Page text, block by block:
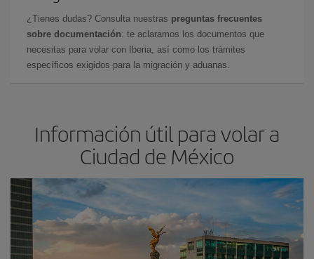
¿Tienes dudas? Consulta nuestras preguntas frecuentes
sobre documentación: te aclaramos los documentos que
necesitas para volar con Iberia, así como los trámites
específicos exigidos para la migración y aduanas.
Información útil para volar a
Ciudad de México